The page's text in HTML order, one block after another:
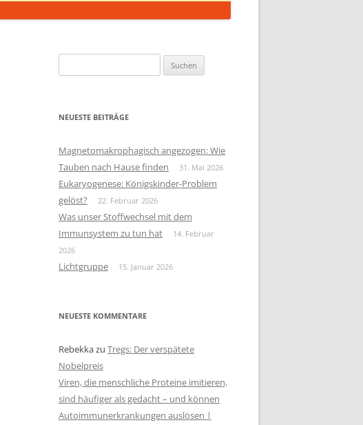
nach:
NEUESTE BEITRÄGE
Magnetomakrophagisch angezogen: Wie
Tauben nach Hause finden
31. Mai 2026
Eukaryogenese: Königskinder-Problem
gelöst?
22. Februar 2026
Was unser Stoffwechsel mit dem
Immunsystem zu tun hat
14. Februar
2026
Lichtgruppe 15. Januar 2026
NEUESTE KOMMENTARE
Rebekkazu Tregs: Der verspätete
Nobelpreis
Viren, die menschliche Proteine imitieren,
sind häufiger als gedacht – und können
Autoimmunerkrankungen auslösen |